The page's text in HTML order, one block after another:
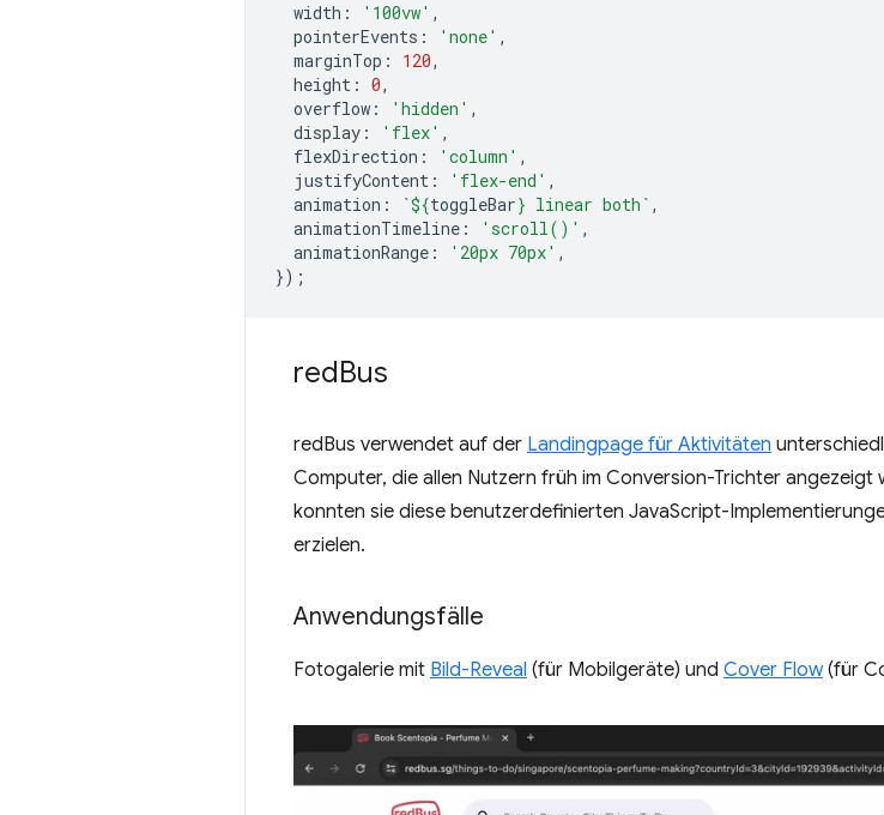
width : '100vw' ,
pointerEvents : 'none' ,
marginTop : 120,
height : 0,
overflow : 'hidden' ,
display : 'flex' ,
flexDirection : 'column' ,
justifyContent : 'flex-end' ,
animation : `${toggleBar} linear both` ,
animationTimeline : 'scroll()' ,
animationRange : '20px 70px' ,
});
redBus
redBus verwendet auf der Landingpage für Aktivitäten
Computer, die allen Nutzern früh im Conversion-Trichter
konnten sie diese benutzerdefinierten JavaScript-
erzielen.
Anwendungsfälle
Fotogalerie mit Bild-Reveal (für Mobilgeräte) und Cover Flow(für